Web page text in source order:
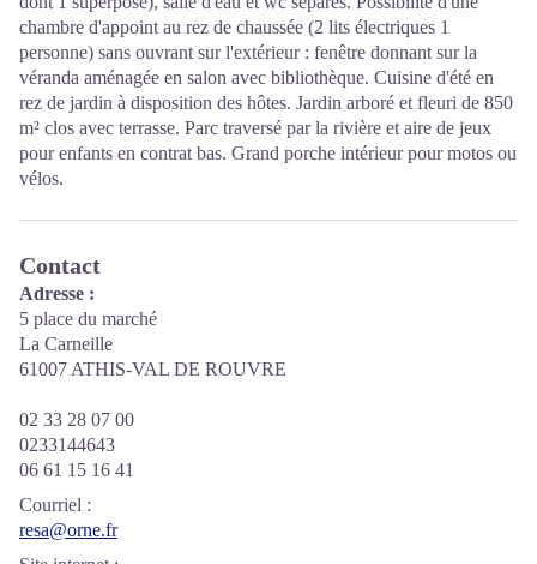
chambre d'appoint au rez de chaussée (2 lits électriques 1
personne) sans ouvrant sur l'extérieur : fenêtre donnant sur la
véranda aménagée en salon avec bibliothèque. Cuisine d'été en
rez de jardin à disposition des hôtes. Jardin arboré et fleuri de 850
m² clos avec terrasse. Parc traversé par la rivière et aire de jeux
pour enfants en contrat bas. Grand porche intérieur pour motos ou
vélos.
Contact
Adresse :
5 place du marché
La Carneille
61007 ATHIS-VAL DE ROUVRE
02 33 28 07 00
0233144643
06 61 15 16 41
Courriel :
resa@orne.fr